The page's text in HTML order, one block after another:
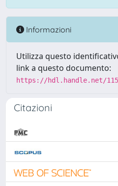
Informazioni
Utilizza questo
link a questo documento:
https://hdl.handle.net/
Citazioni